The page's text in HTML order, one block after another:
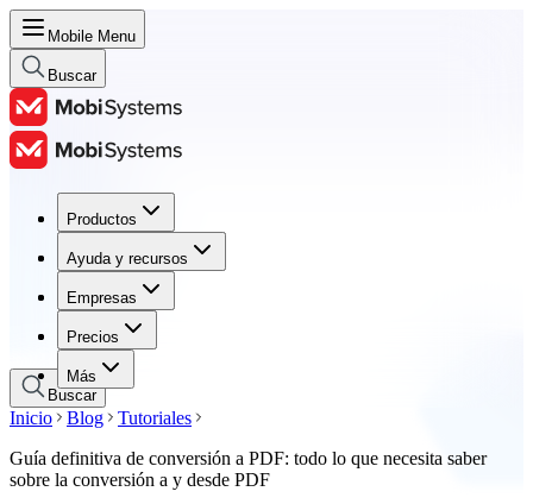
Mobile Menu
Buscar
Productos
Ayuda y recursos
Empresas
Precios
Más
Productos
Ayuda y recursos
Empresas
Precios
Buscar
Inicio Blog
Tutoriales
Guía definitiva de conversión a PDF: todo lo que necesita saber
sobre la conversión a y desde PDF